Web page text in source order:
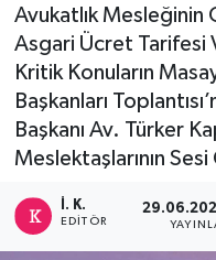
Avukatlık Mesleğinin
Asgari Ücret Tarifesi
Kritik Konuların
Başkanları
Başkanı Av. Türker
Meslektaşlarının
İ. K.
EDITÖR
ÇAYCUMA
DEVREK
DÜZCE
EREĞLİ